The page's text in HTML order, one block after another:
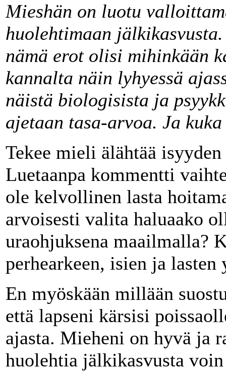
Mieshän on luotu
huolehtimaan
nämä erot olisi mihinkään
kannalta näin lyhyessä
näistä biologisista ja
ajetaan tasa-arvoa. Ja
Tekee mieli älähtää
Luetaanpa kommentti
ole kelvollinen lasta
arvoisesti valita haluaako
uraohjuksena maailmalla?
perhearkeen, isien ja lasten
En myöskään millään
että lapseni kärsisi
ajasta. Mieheni on hyvä ja
huolehtia jälkikasvusta